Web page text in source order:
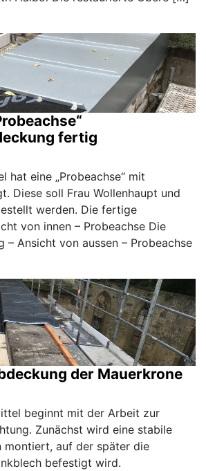
fertig
hat eine „Probeachse“ mit
Diese soll Frau Wollenhaupt und
werden. Die fertige
von innen – Probeachse Die
– Ansicht von aussen – Probeachse
der Mauerkrone
beginnt mit der Arbeit zur
Zunächst wird eine stabile
montiert, auf der später die
befestigt wird.